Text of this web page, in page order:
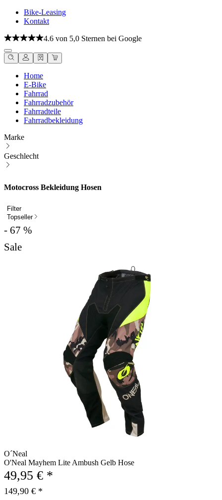
Bike-Leasing
Kontakt
4.6 von 5,0 Sternen bei Google
Home
E-Bike
Fahrrad
Fahrradzubehör
Fahrradteile
Fahrradbekleidung
Marke
Geschlecht
Motocross Bekleidung Hosen
Filter
Topseller
- 67 %
Sale
O´Neal
O'Neal Mayhem Lite Ambush Gelb Hose
49,95 € *
149,90 € *